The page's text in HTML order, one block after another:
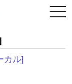
カル]